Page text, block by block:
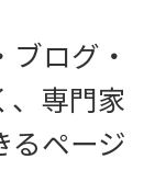
ログ・
、専門家
るページ